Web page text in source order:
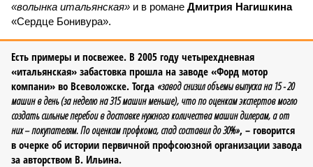
«волынка итальянская» и в романе Дмитрия Нагишкина
«Сердце Бонивура».
Есть примеры и посвежее. В 2005 году четырехдневная
«итальянская» забастовка прошла на заводе «Форд мотор
компани» во Всеволожске. Тогда «завод снизил объемы выпуска на 15 - 20
машин в день (за неделю на 315 машин меньше), что по оценкам экспертов могло
создать сильные перебои в доставке нужного количества машин дилерам, а от
них – покупателям. По оценкам профкома, спад составил до 30%», – говорится
в очерке об истории первичной профсоюзной организации завода
за авторством В. Ильина.